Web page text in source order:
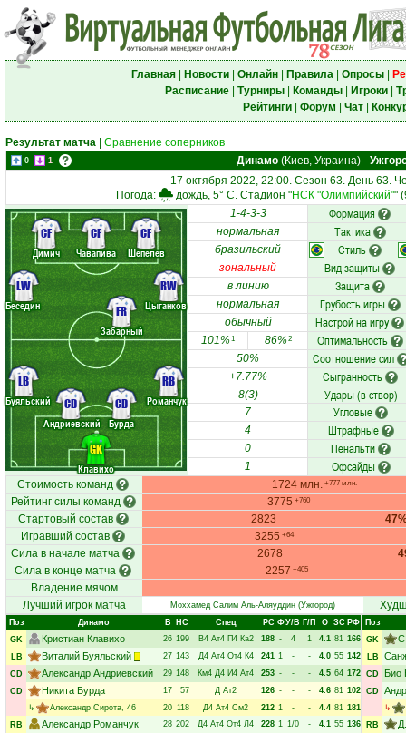
Главная| Новости| Онлайн| Правила| Опросы|
Расписание| Турниры| Команды| Игроки|
Рейтинги| Форум Чат|
Результат матча Сравнение соперников
0 1 Динамо(Киев, Украина)-
17 октября 2022, 22:00. Сезон 63. День 63.
Погода:
дождь, 5° C. Стадион "НСК "Олимпийский""
Клавихо
Буяльский
Андриевский Бурда
Романчук
Беседин
Забарный
Цыганков
Димич Чавапива Шепелев
GK
LB
CD
CD
RB
LW
FR
RW
CF CF CF
1-4-3-3 Формация
нормальная Тактика
бразильский Стиль
зональный Вид защиты
в линию Защита
нормальная Грубость игры
обычный Настрой на игру
101%1 86%2 Оптимальность
50% Соотношение сил
+7.77% Сыгранность
8(3) Удары (в створ)
7 Угловые
4 Штрафные
0 Пенальти
1 Офсайды
Стоимость команд 1724 млн. +777 млн.
Рейтинг силы команд 3775 +760
Стартовый состав 2823
Игравший состав
3255 +64
Сила в начале матча 2678
Сила в конце матча
2257 +405
Владение мячом
Лучший игрок матча
Моххамед Салим Аль-Аляуддин (Ужгород)
Поз Динамо В НC Спец РC ФУ/В Г/П О ЗС РФ
GK
Кристиан Клавихо 26 199 В4 Ат4 П4 Ка2 188 - 4 1 4.1 81 166
LB
Виталий Буяльский 27 143 Д4 Ат4 От4 К4 241 1 - - 4.0 55 142
CD
Александр Андриевский 29 148 Км4 Д4 И4 Ат4 253 - - - 4.5 64 172
CD
Никита Бурда 17 57 Д Ат2 126 - - - 4.6 81 102
↳
Александр Сирота, 46 20 118 Д4 Ат4 См2 212 1 - - 4.4 81 181
RB
Александр Романчук 28 202 Д4 Ат4 От4 Л4 228 1 1/0 - 4.1 55 136
Поз
GK
LB
CD Био
CD
↳
RB